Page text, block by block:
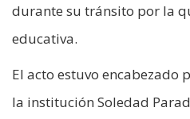
durante su tránsito por la
educativa.
El acto estuvo encabezado
la institución Soledad